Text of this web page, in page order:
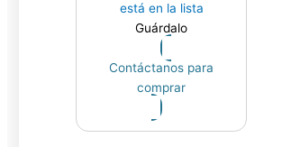
está en la lista
Guárdalo
Contáctanos para
comprar